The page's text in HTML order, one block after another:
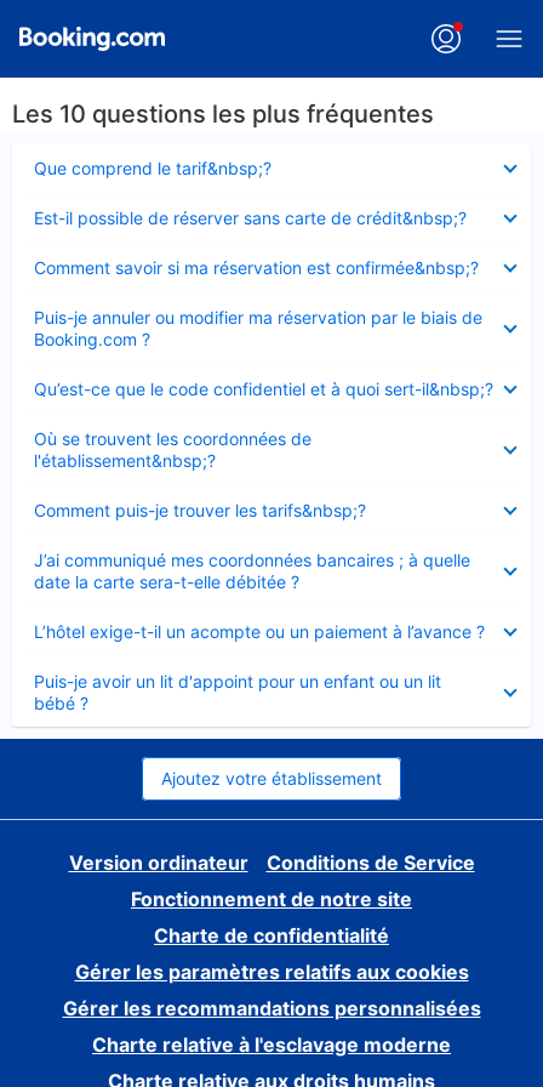
Les 10 questions les plus fréquentes
Que comprend le tarif&nbsp;?
fermé
Est-il possible de réserver sans carte de crédit&nbsp;?
fermé
Comment savoir si ma réservation est confirmée&nbsp;?
fermé
Puis-je annuler ou modifier ma réservation par le biais de
Booking.com ?
fermé
Qu’est-ce que le code confidentiel et à quoi sert-il&nbsp;?
fermé
Où se trouvent les coordonnées de
l'établissement&nbsp;?
fermé
Comment puis-je trouver les tarifs&nbsp;?
fermé
J’ai communiqué mes coordonnées bancaires ; à quelle
date la carte sera-t-elle débitée ?
fermé
L’hôtel exige-t-il un acompte ou un paiement à l’avance ?
fermé
Puis-je avoir un lit d'appoint pour un enfant ou un lit
bébé ?
fermé
Ajoutez votre établissement
Version ordinateur
Conditions de Service
Fonctionnement de notre site
Charte de confidentialité
Gérer les paramètres relatifs aux cookies
Gérer les recommandations personnalisées
Charte relative à l'esclavage moderne
Charte relative aux droits humains